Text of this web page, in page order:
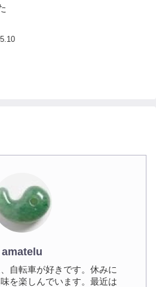
amatelu
自転車が好きです。休みに
を楽しんでいます。最近は